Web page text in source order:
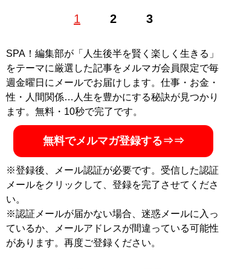
1 2 3
後、大阪市内の広告代理店に勤務する傍ら、キャバ嬢デ
在は銀座ホステスとライターを兼業。X（旧Twitter）：
@mizuechan1989
記事一覧へ
SPA！編集部が「人生後半を賢く楽しく生きる」
をテーマに厳選した記事をメルマガ会員限定で毎
週金曜日にメールでお届けします。仕事・お金・
性・人間関係…人生を豊かにする秘訣が見つかり
ます。無料・10秒で完了です。
無料でメルマガ登録する⇒⇒
※登録後、メール認証が必要です。受信した認証
メールをクリックして、登録を完了させてくださ
い。
※認証メールが届かない場合、迷惑メールに入っ
ているか、メールアドレスが間違っている可能性
があります。再度ご登録ください。